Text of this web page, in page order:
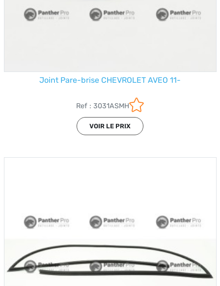
Joint Pare-brise CHEVROLET AVEO 11-
Ref : 3031ASMH
VOIR LE PRIX